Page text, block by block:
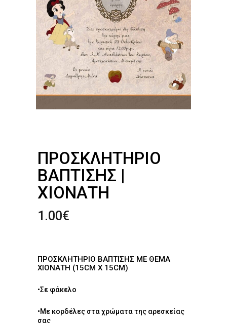
ΠΡΟΣΚΛΗΤΉΡΙΟ
ΒΆΠΤΙΣΗΣ |
ΧΙΟΝΆΤΗ
1.00€
ΠΡΟΣΚΛΗΤΉΡΙΟ ΒΆΠΤΙΣΗΣ ΜΕ ΘΈΜΑ
ΧΙΟΝΆΤΗ (15CM X 15CM)
•Σε φάκελο
•Με κορδέλες στα χρώματα της αρεσκείας
σας